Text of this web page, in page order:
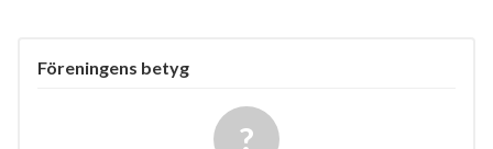
Föreningens betyg